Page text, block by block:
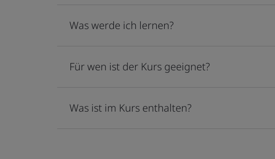
Was werde ich lernen?
Für wen ist der Kurs geeignet?
Was ist im Kurs enthalten?